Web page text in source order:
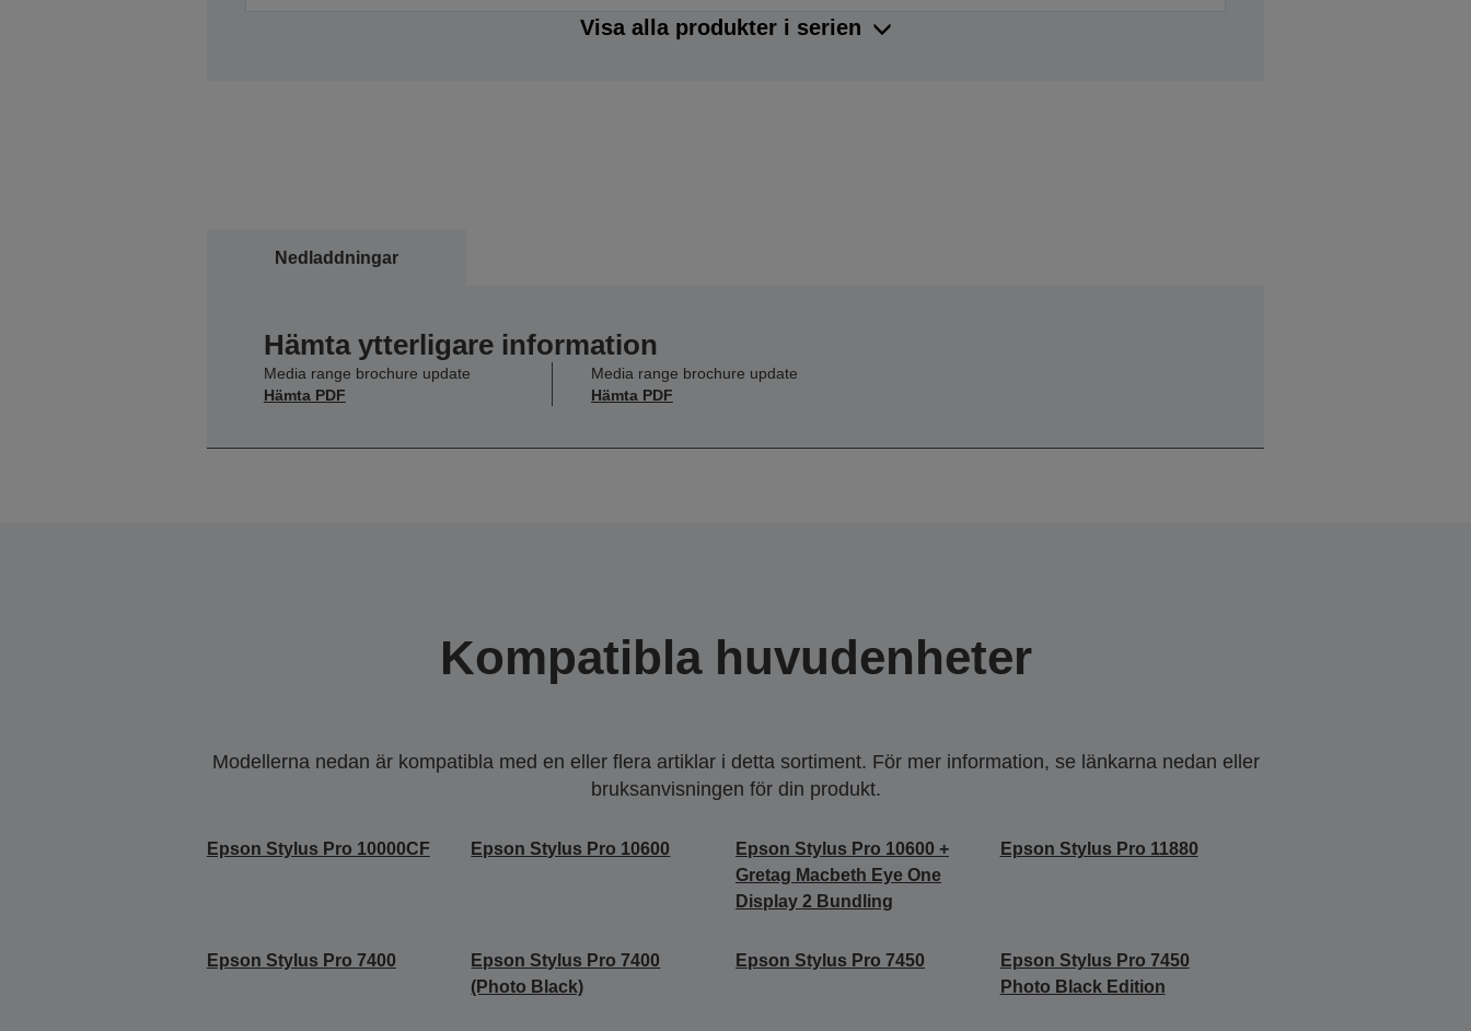
Visa alla produkter i serien
Nedladdningar
Hämta ytterligare information
Media range brochure update
Hämta PDF
Media range brochure update
Hämta PDF
Kompatibla huvudenheter
Modellerna nedan är kompatibla med en eller flera artiklar i detta sortiment. För mer information, se länkarna nedan eller
bruksanvisningen för din produkt.
Epson Stylus Pro 10000CF Epson Stylus Pro 10600
Epson Stylus Pro 10600 +
Gretag Macbeth Eye One
Display 2 Bundling
Epson Stylus Pro 11880
Epson Stylus Pro 7400
Epson Stylus Pro 7400
(Photo Black)
Epson Stylus Pro 7450
Epson Stylus Pro 7450
Photo Black Edition